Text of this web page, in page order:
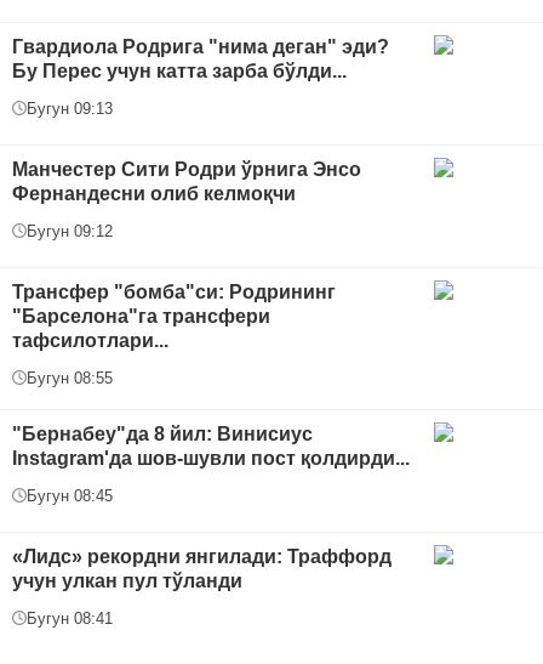
Гвардиола Родрига "нима деган" эди?
Бу Перес учун катта зарба бўлди...
Бугун 09:13
Манчестер Сити Родри ўрнига Энсо
Фернандесни олиб келмоқчи
Бугун 09:12
Трансфер "бомба"си: Родрининг
"Барселона"га трансфери
тафсилотлари...
Бугун 08:55
"Бернабеу"да 8 йил: Винисиус
Instagram'да шов-шувли пост қолдирди...
Бугун 08:45
«Лидс» рекордни янгилади: Траффорд
учун улкан пул тўланди
Бугун 08:41